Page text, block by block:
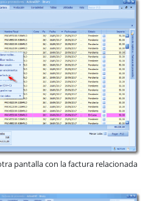
pantalla con la factura relacionada